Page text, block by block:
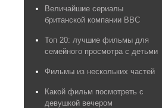
Величайшие сериалы
британской компании BBC
Топ 20: лучшие фильмы для
семейного просмотра с детьми
Фильмы из нескольких частей
Какой фильм посмотреть с
девушкой вечером